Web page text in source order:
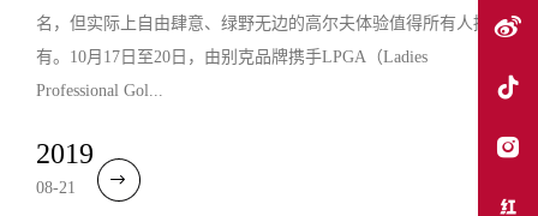
名，但实际上自由肆意、绿野无边的高尔夫体验值得所有人拥
有。10月17日至20日，由别克品牌携手LPGA（Ladies
Professional Gol...
2019
08-21